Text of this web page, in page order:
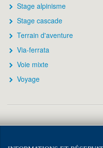
Stage alpinisme
Stage cascade
Terrain d'aventure
Via-ferrata
Voie mixte
Voyage